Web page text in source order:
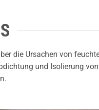
die Ursachen von
und Isolierung